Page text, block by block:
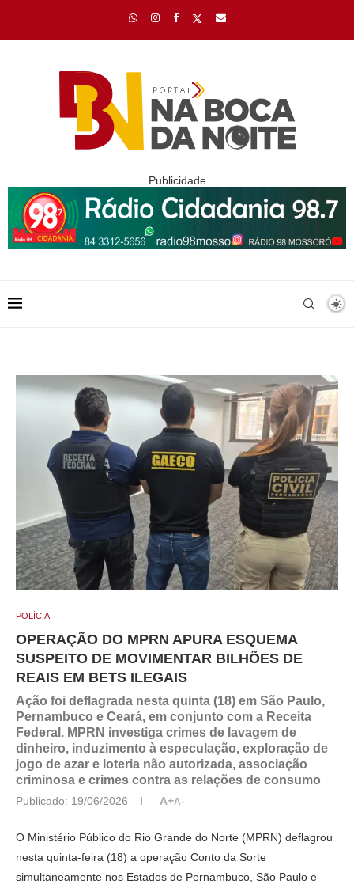
Publicidade
POLÍCIA
OPERAÇÃO DO MPRN APURA ESQUEMA
SUSPEITO DE MOVIMENTAR BILHÕES DE
REAIS EM BETS ILEGAIS
Ação foi deflagrada nesta quinta (18) em São Paulo,
Pernambuco e Ceará, em conjunto com a Receita
Federal. MPRN investiga crimes de lavagem de
dinheiro, induzimento à especulação, exploração de
jogo de azar e loteria não autorizada, associação
criminosa e crimes contra as relações de consumo
Publicado: 19/06/2026 A+A-
O Ministério Público do Rio Grande do Norte (MPRN) deflagrou
nesta quinta-feira (18) a operação Conto da Sorte
simultaneamente nos Estados de Pernambuco, São Paulo e